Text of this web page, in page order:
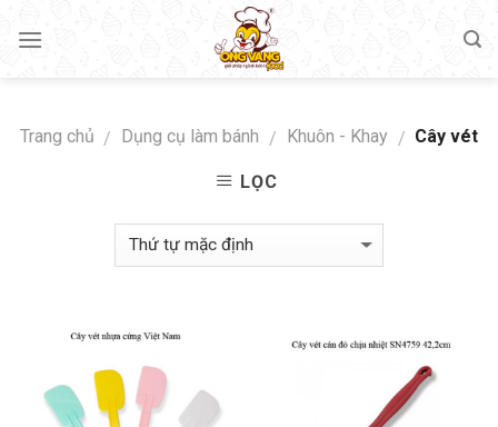
Trang chủ / Dụng cụ làm bánh / Khuôn - Khay / Cây vét
LỌC